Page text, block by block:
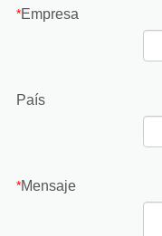
*Empresa
País
*Mensaje